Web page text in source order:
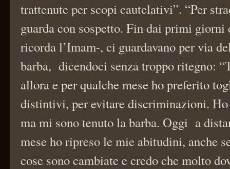
trattenute per scopi cautelativi”. “Per
guarda con sospetto. Fin dai primi
ricorda l’Imam-, ci guardavano per via
barba, dicendoci senza troppo ritegno:
allora e per qualche mese ho preferito
distintivi, per evitare discriminazioni.
ma mi sono tenuto la barba. Oggi a
mese ho ripreso le mie abitudini, anche
cose sono cambiate e credo che molto